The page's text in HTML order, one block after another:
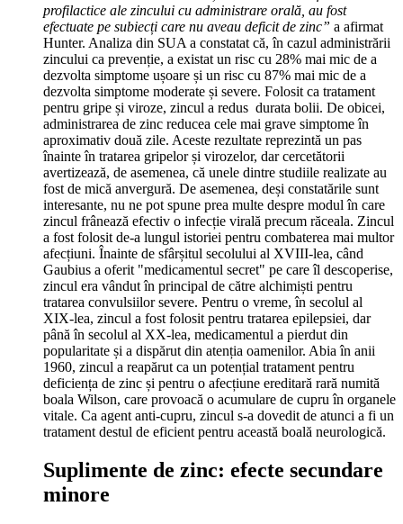
profilactice ale zincului cu administrare orală, au fost
efectuate pe subiecți care nu aveau deficit de zinc” a afirmat
Hunter. Analiza din SUA a constatat că, în cazul administrării
zincului ca prevenție, a existat un risc cu 28% mai mic de a
dezvolta simptome ușoare și un risc cu 87% mai mic de a
dezvolta simptome moderate și severe. Folosit ca tratament
pentru gripe și viroze, zincul a redus durata bolii. De obicei,
administrarea de zinc reducea cele mai grave simptome în
aproximativ două zile. Aceste rezultate reprezintă un pas
înainte în tratarea gripelor și virozelor, dar cercetătorii
avertizează, de asemenea, că unele dintre studiile realizate au
fost de mică anvergură. De asemenea, deși constatările sunt
interesante, nu ne pot spune prea multe despre modul în care
zincul frânează efectiv o infecție virală precum răceala. Zincul
a fost folosit de-a lungul istoriei pentru combaterea mai multor
afecțiuni. Înainte de sfârșitul secolului al XVIII-lea, când
Gaubius a oferit "medicamentul secret" pe care îl descoperise,
zincul era vândut în principal de către alchimiști pentru
tratarea convulsiilor severe. Pentru o vreme, în secolul al
XIX-lea, zincul a fost folosit pentru tratarea epilepsiei, dar
până în secolul al XX-lea, medicamentul a pierdut din
popularitate și a dispărut din atenția oamenilor. Abia în anii
1960, zincul a reapărut ca un potențial tratament pentru
deficiența de zinc și pentru o afecțiune ereditară rară numită
boala Wilson, care provoacă o acumulare de cupru în organele
vitale. Ca agent anti-cupru, zincul s-a dovedit de atunci a fi un
tratament destul de eficient pentru această boală neurologică.
Suplimente de zinc: efecte secundare
minore